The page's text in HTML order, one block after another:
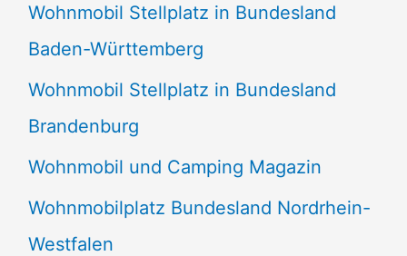
Wohnmobil Stellplatz in Bundesland
Baden-Württemberg
Wohnmobil Stellplatz in Bundesland
Brandenburg
Wohnmobil und Camping Magazin
Wohnmobilplatz Bundesland Nordrhein-
Westfalen